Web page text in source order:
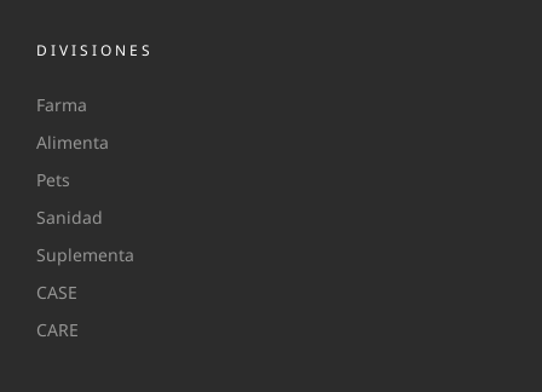
DIVISIONES
Farma
Alimenta
Pets
Sanidad
Suplementa
CASE
CARE